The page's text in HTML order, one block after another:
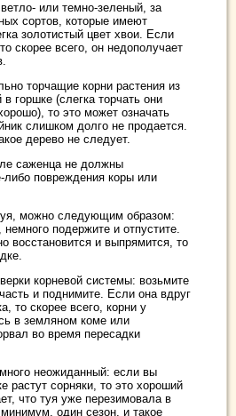
или темно-зеленый, за
сортов, которые имеют
золотистый цвет хвои. Если
скорее всего, он недополучает
торчащие корни растения из
горшке (слегка торчать они
то это может означать
слишком долго не продается.
дерево не следует.
саженца не должны
либо повреждения коры или
можно следующим образом:
подержите и отпустите.
восстановится и выпрямится, то
корневой системы: возьмите
и поднимите. Если она вдруг
то скорее всего, корни у
в земляном коме или
во время пересадки
неожиданный: если вы
растут сорняки, то это хороший
что туя уже перезимовала в
один сезон, и такое